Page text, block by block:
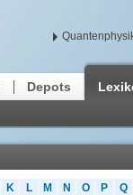
Depots
K L M N O P Q